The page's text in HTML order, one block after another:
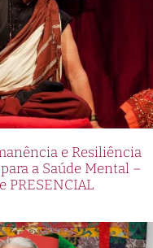
e Resiliência
a Saúde Mental –
PRESENCIAL